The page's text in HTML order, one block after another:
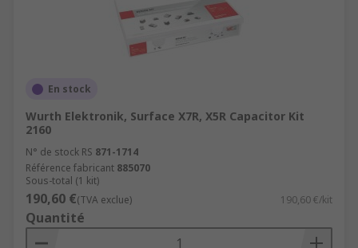
En stock
Wurth Elektronik, Surface X7R, X5R Capacitor Kit
2160
N° de stock RS 871-1714
Référence fabricant 885070
Sous-total (1 kit)
190,60 €(TVA exclue) 190,60 €/kit
Quantité